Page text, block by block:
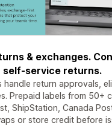
& exchanges.
self-service returns.
handle return approvals,
Prepaid labels from 50+
ShipStation, Canada
or store credit before